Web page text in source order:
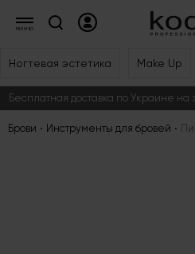
Ногтевая эстетика Make Up
Бесплатная доставка по Украине на
Брови Инструменты для бровей